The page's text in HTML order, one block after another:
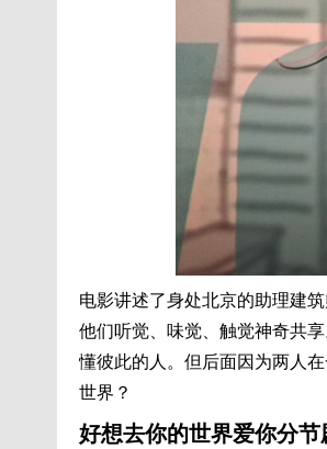
电影讲述了身处北京的助理建
他们听觉、味觉、触觉神奇共
懂彼此的人。但后面因为两人
世界？
好想去你的世界爱你分节